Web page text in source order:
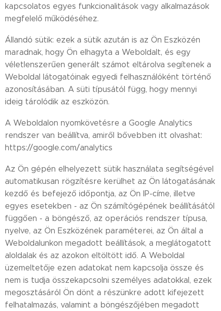
kapcsolatos egyes funkcionalitások vagy alkalmazások
megfelelő működéséhez.
Állandó sütik: ezek a sütik azután is az Ön Eszközén
maradnak, hogy Ön elhagyta a Weboldalt, és egy
véletlenszerűen generált számot eltárolva segítenek a
Weboldal látogatóinak egyedi felhasználóként történő
azonosításában. A süti típusától függ, hogy mennyi
ideig tárolódik az eszközön.
A Weboldalon nyomkövetésre a Google Analytics
rendszer van beállítva, amiről bővebben itt olvashat:
https://google.com/analytics
Az Ön gépén elhelyezett sütik használata segítségével
automatikusan rögzítésre kerülhet az Ön látogatásának
kezdő és befejező időpontja, az Ön IP-címe, illetve
egyes esetekben - az Ön számítógépének beállításától
függően - a böngésző, az operációs rendszer típusa,
nyelve, az Ön Eszközének paraméterei, az Ön által a
Weboldalunkon megadott beállítások, a meglátogatott
aloldalak és az azokon eltöltött idő. A Weboldal
üzemeltetője ezen adatokat nem kapcsolja össze és
nem is tudja összekapcsolni személyes adatokkal, ezek
megosztásáról Ön dönt a részünkre adott kifejezett
felhatalmazás, valamint a böngészőjében megadott